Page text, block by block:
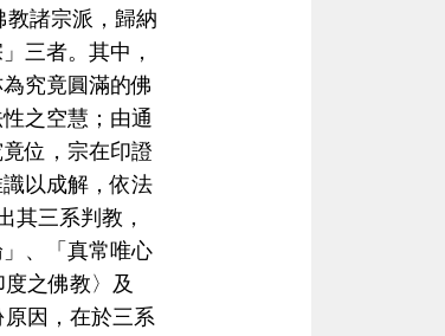
教諸宗派，歸納
三者。其中，
究竟圓滿的佛
之空慧；由通
位，宗在印證
以成解，依法
其三系判教，
、「真常唯心
之佛教〉及
因，在於三系